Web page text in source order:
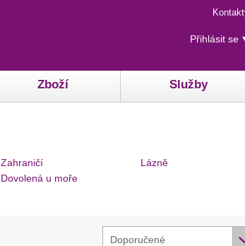
Menu
Uživatelské
menu
Přihlásit se
Zboží Služby
Zahraničí
Dovolená u moře
Lázně
Doporučené